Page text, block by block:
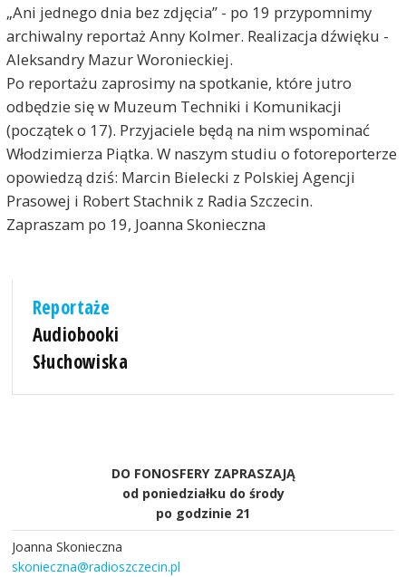
„Ani jednego dnia bez zdjęcia” - po 19 przypomnimy
archiwalny reportaż Anny Kolmer. Realizacja dźwięku -
Aleksandry Mazur Woronieckiej.
Po reportażu zaprosimy na spotkanie, które jutro
odbędzie się w Muzeum Techniki i Komunikacji
(początek o 17). Przyjaciele będą na nim wspominać
Włodzimierza Piątka. W naszym studiu o fotoreporterze
opowiedzą dziś: Marcin Bielecki z Polskiej Agencji
Prasowej i Robert Stachnik z Radia Szczecin.
Zapraszam po 19, Joanna Skonieczna
Reportaże
Audiobooki
Słuchowiska
DO FONOSFERY ZAPRASZAJĄ
od poniedziałku do środy
po godzinie 21
Joanna Skonieczna
skonieczna@radioszczecin.pl